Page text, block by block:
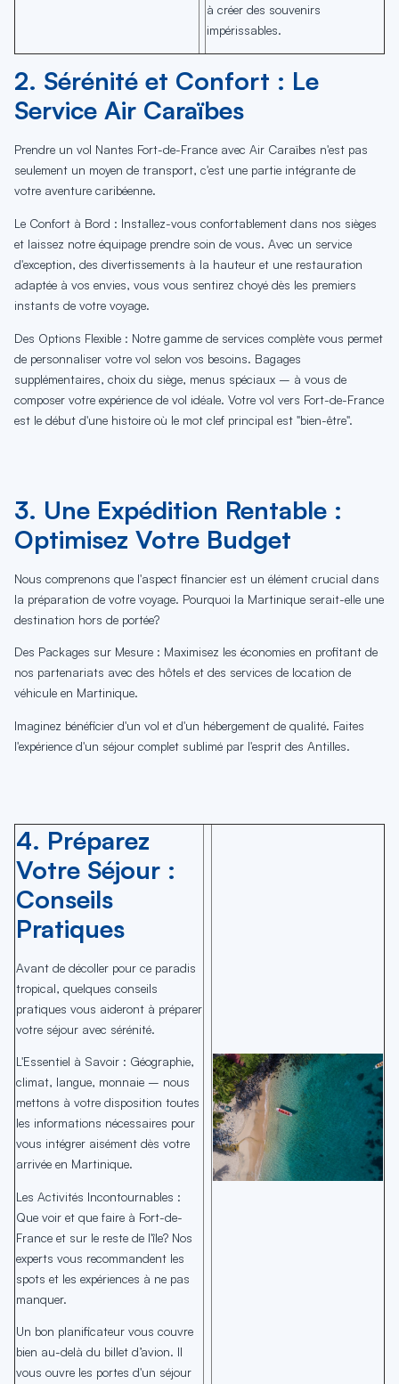
à créer des souvenirs
impérissables.
2. Sérénité et Confort : Le
Service Air Caraïbes
Prendre un vol Nantes Fort-de-France avec Air Caraïbes n'est pas
seulement un moyen de transport, c'est une partie intégrante de
votre aventure caribéenne.
Le Confort à Bord : Installez-vous confortablement dans nos sièges
et laissez notre équipage prendre soin de vous. Avec un service
d'exception, des divertissements à la hauteur et une restauration
adaptée à vos envies, vous vous sentirez choyé dès les premiers
instants de votre voyage.
Des Options Flexible : Notre gamme de services complète vous permet
de personnaliser votre vol selon vos besoins. Bagages
supplémentaires, choix du siège, menus spéciaux – à vous de
composer votre expérience de vol idéale. Votre vol vers Fort-de-France
est le début d'une histoire où le mot clef principal est "bien-être".
3. Une Expédition Rentable :
Optimisez Votre Budget
Nous comprenons que l'aspect financier est un élément crucial dans
la préparation de votre voyage. Pourquoi la Martinique serait-elle une
destination hors de portée?
Des Packages sur Mesure : Maximisez les économies en profitant de
nos partenariats avec des hôtels et des services de location de
véhicule en Martinique.
Imaginez bénéficier d'un vol et d'un hébergement de qualité. Faites
l'expérience d'un séjour complet sublimé par l'esprit des Antilles.
4. Préparez
Votre Séjour :
Conseils
Pratiques
Avant de décoller pour ce paradis
tropical, quelques conseils
pratiques vous aideront à préparer
votre séjour avec sérénité.
L'Essentiel à Savoir : Géographie,
climat, langue, monnaie – nous
mettons à votre disposition toutes
les informations nécessaires pour
vous intégrer aisément dès votre
arrivée en Martinique.
Les Activités Incontournables :
Que voir et que faire à Fort-de-
France et sur le reste de l'île? Nos
experts vous recommandent les
spots et les expériences à ne pas
manquer.
Un bon planificateur vous couvre
bien au-delà du billet d’avion. Il
vous ouvre les portes d'un séjour